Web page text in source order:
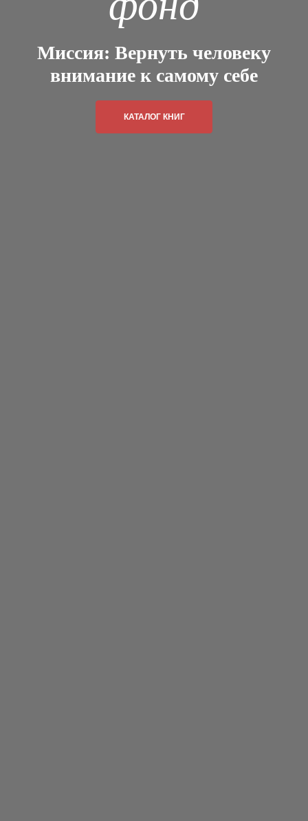
Миссия: Вернуть человеку
внимание к самому себе
КАТАЛОГ КНИГ